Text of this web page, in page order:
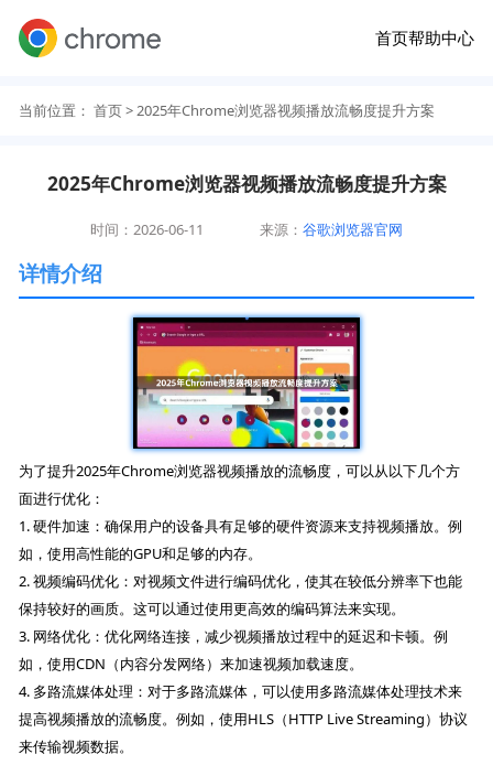
首页帮助中心
当前位置： 首页> 2025年Chrome浏览器视频播放流畅度提升方案
2025年Chrome浏览器视频播放流畅度提升方案
时间：2026-06-11 来源：谷歌浏览器官网
详情介绍
为了提升2025年Chrome浏览器视频播放的流畅度，可以从以下几个方
面进行优化：
1. 硬件加速：确保用户的设备具有足够的硬件资源来支持视频播放。例
如，使用高性能的GPU和足够的内存。
2. 视频编码优化：对视频文件进行编码优化，使其在较低分辨率下也能
保持较好的画质。这可以通过使用更高效的编码算法来实现。
3. 网络优化：优化网络连接，减少视频播放过程中的延迟和卡顿。例
如，使用CDN（内容分发网络）来加速视频加载速度。
4. 多路流媒体处理：对于多路流媒体，可以使用多路流媒体处理技术来
提高视频播放的流畅度。例如，使用HLS（HTTP Live Streaming）协议
来传输视频数据。